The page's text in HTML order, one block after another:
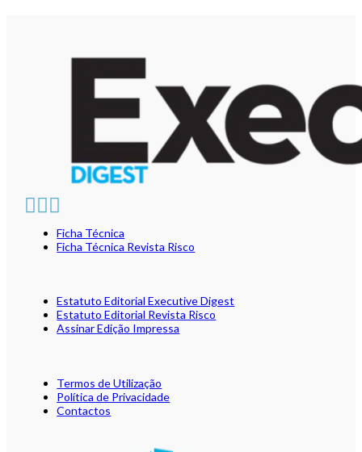
Ficha Técnica
Ficha Técnica Revista Risco
Estatuto Editorial Executive Digest
Estatuto Editorial Revista Risco
Assinar Edição Impressa
Termos de Utilização
Política de Privacidade
Contactos